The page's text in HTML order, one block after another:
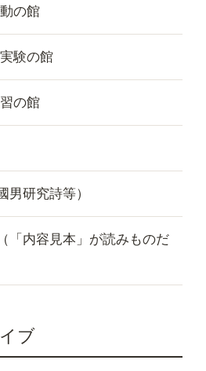
の館
験の館
の館
男研究詩等）
「内容見本」が読みものだ
ブ